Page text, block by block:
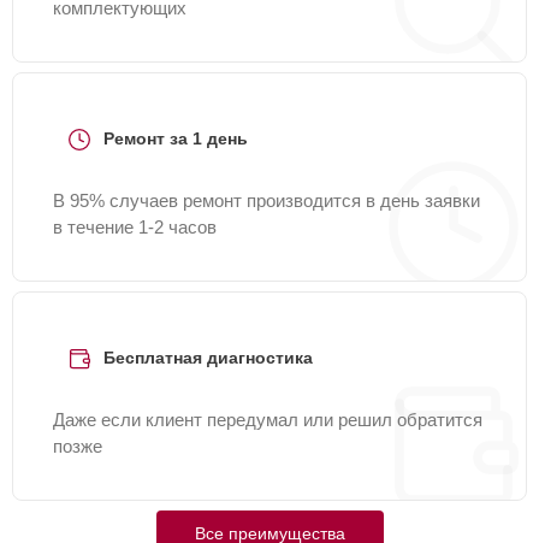
комплектующих
Ремонт за 1 день
В 95% случаев ремонт производится в день заявки
в течение 1-2 часов
Бесплатная диагностика
Даже если клиент передумал или решил обратится
позже
Все преимущества